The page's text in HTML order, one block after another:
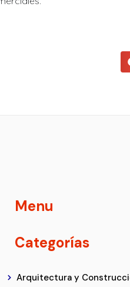
Menu
Categorías
Arquitectura y